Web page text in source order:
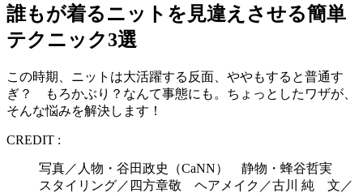
誰もが着るニットを見違えさせる簡単
テクニック3選
この時期、ニットは大活躍する反面、ややもすると普通す
ぎ？ もろかぶり？なんて事態にも。ちょっとしたワザが、
そんな悩みを解決します！
CREDIT :
写真／人物・谷田政史（CaNN） 静物・蜂谷哲実
スタイリング／四方章敬 ヘアメイク／古川 純 文／